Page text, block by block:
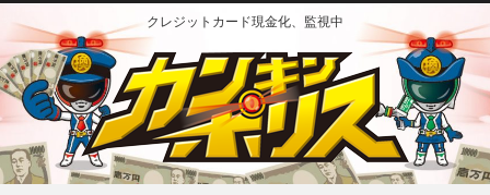
クレジットカード現金化、監視中